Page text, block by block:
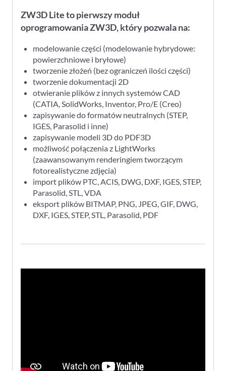
ZW3D Lite to pierwszy moduł
oprogramowania ZW3D, który pozwala na:
modelowanie części (modelowanie hybrydowe:
powierzchniowe i bryłowe)
tworzenie złożeń (bez ograniczeń ilości części)
tworzenie dokumentacji 2D
otwieranie plików z innych systemów CAD
(CATIA, SolidWorks, Inventor, Pro/E (Creo)
zapisywanie do formatów neutralnych (STEP,
IGES, Parasolid i inne)
zapisywanie modeli 3D do PDF3D
możliwość połączenia z LightWorks
(zaawansowanym renderingiem tworzącym
fotorealistyczne zdjęcia)
import plików PTC, ACIS, DWG, DXF, IGES, STEP,
Parasolid, STL, VDA
eksport plików BITMAP, PNG, JPEG, GIF, DWG,
DXF, IGES, STEP, STL, Parasolid, PDF